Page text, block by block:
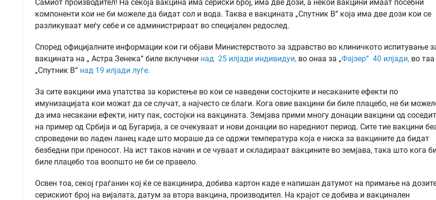
Самиот производител! На секоја вакцина има сериски број, има две дози, а некои вакцини имаат посебни
компоненти кои не би можеле да бидат сол и вода. Таква е вакцината „Спутник В“ која има две дози кои се
разликуваат меѓу себе и се администрираат во специјален редослед.
Според официјалните информации кои ги објави Министерството за здравство во клиничкото испитување
вакцината на „ Астра Зенека“ биле вклучени над 25 илјади индивидуи, во онаа за „Фајзер“ 40 илјади, во таа
„Спутник В“ над 19 илјади луѓе.
За сите вакцини има упатства за користење во кои се наведени состојките и несаканите ефекти по
имунизацијата кои можат да се случат, а најчесто се благи. Кога овие вакцини би биле плацебо, не би
да има несакани ефекти, ниту пак, состојки на вакцината. Земјава прими многу донации вакцини од
на пример од Србија и од Бугарија, а се очекуваат и нови донации во наредниот период. Сите тие вакцини
спроведени во ладен ланец каде што мораше да се одржи температура која е ниска за вакцините да бидат
безбедни при преносот. На ист таков начин и се чуваат и складираат вакцините во земјава, така што кога би
биле плацебо тоа воопшто не би се правело.
Освен тоа, секој граѓанин кој ќе се вакцинира, добива картон каде е напишан датумот на примање на
серискиот број на вијалата, датум за втора вакцина, производител. На крајот се добива и вакцинален